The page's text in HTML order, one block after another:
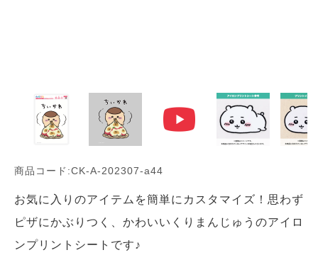
商品コード:CK-A-202307-a44
お気に入りのアイテムを簡単にカスタマイズ！思わず
ピザにかぶりつく、かわいいくりまんじゅうのアイロ
ンプリントシートです♪